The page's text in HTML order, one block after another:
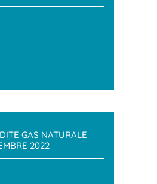
GAS NATURALE
2022